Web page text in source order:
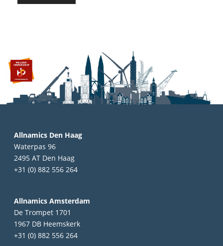
Allnamics Den Haag
Waterpas 96
2495 AT Den Haag
+31 (0) 882 556 264
Allnamics Amsterdam
De Trompet 1701
1967 DB Heemskerk
+31 (0) 882 556 264